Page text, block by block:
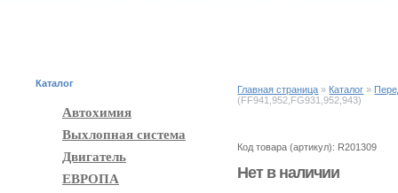
Каталог
Автохимия
Выхлопная система
Двигатель
ЕВРОПА
Главная страница » Каталог »
(FF941,952,FG931,952,943)
Код товара (артикул): R201309
Нет в наличии